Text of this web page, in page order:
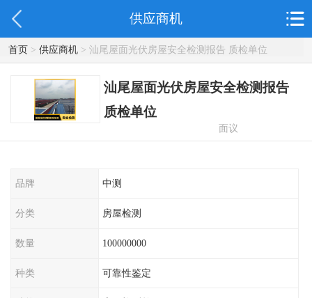
供应商机
首页> 供应商机> 汕尾屋面光伏房屋安全检测报告 质检单位
汕尾屋面光伏房屋安全检测报告
质检单位
面议
品牌 中测
分类 房屋检测
数量 100000000
种类 可靠性鉴定